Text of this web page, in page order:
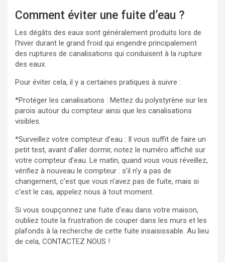
Comment éviter une fuite d’eau ?
Les dégâts des eaux sont généralement produits lors de
l’hiver durant le grand froid qui engendre principalement
des ruptures de canalisations qui conduisent à la rupture
des eaux.
Pour éviter cela, il y a certaines pratiques à suivre :
*Protéger les canalisations : Mettez du polystyrène sur les
parois autour du compteur ainsi que les canalisations
visibles.
*Surveillez votre compteur d’eau : Il vous suffit de faire un
petit test, avant d’aller dormir, notez le numéro affiché sur
votre compteur d’eau. Le matin, quand vous vous réveillez,
vérifiez à nouveau le compteur : s’il n’y a pas de
changement, c’est que vous n’avez pas de fuite, mais si
c’est le cas, appelez nous à tout moment.
Si vous soupçonnez une fuite d’eau dans votre maison,
oubliez toute la frustration de couper dans les murs et les
plafonds à la recherche de cette fuite insaisissable. Au lieu
de cela, CONTACTEZ NOUS !